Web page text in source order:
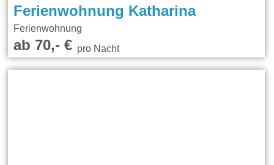
Ferienwohnung Katharina
Ferienwohnung
ab 70,- €pro Nacht